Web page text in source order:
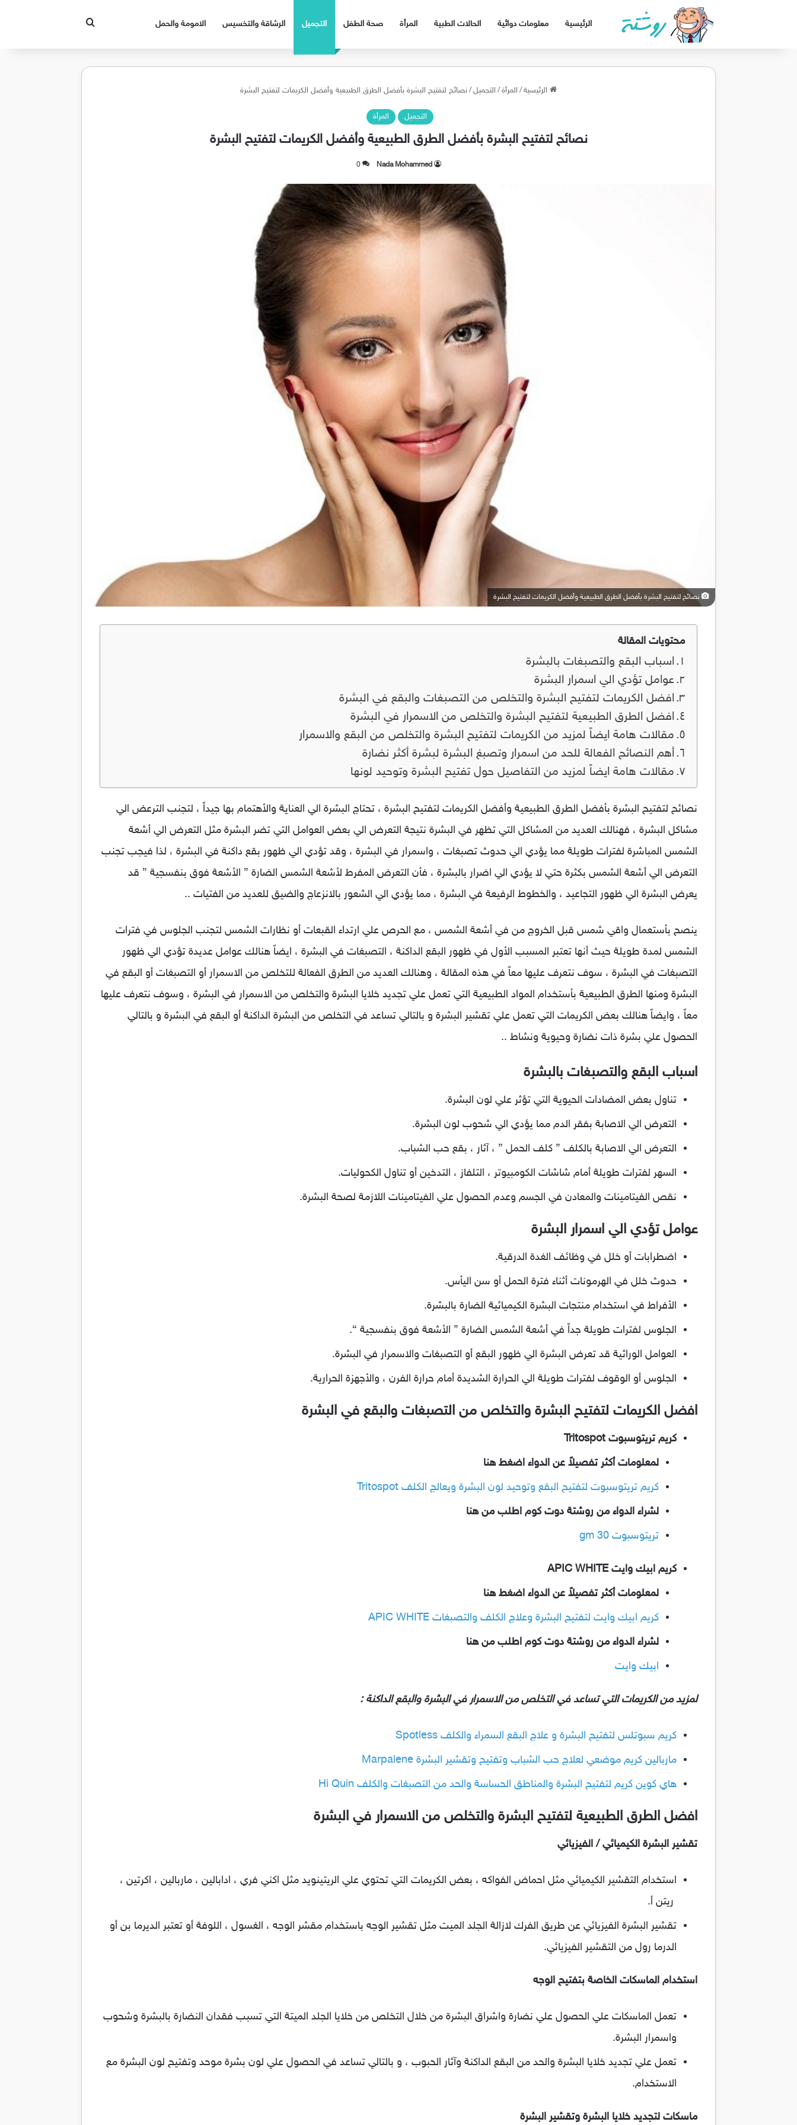
الرئيسية معلومات دوائية الحالات الطبية المرأة صحة الطفل التجميل الرشاقة والتخسيس الامومة والحمل بحث عن
الرئيسية/ المرأة/ التجميل/ نصائح لتفتيح البشرة بأفضل الطرق الطبيعية وأفضل الكريمات لتفتيح البشرة
التجميل المرأة
نصائح لتفتيح البشرة بأفضل الطرق الطبيعية وأفضل الكريمات لتفتيح البشرة
Nada Mohammed
0
نصائح لتفتيح البشرة بأفضل الطرق الطبيعية وأفضل الكريمات لتفتيح البشرة
محتويات المقالة
اسباب البقع والتصبغات بالبشرة
عوامل تؤدي الي اسمرار البشرة
افضل الكريمات لتفتيح البشرة والتخلص من التصبغات والبقع في البشرة
افضل الطرق الطبيعية لتفتيح البشرة والتخلص من الاسمرار في البشرة
مقالات هامة ايضاً لمزيد من الكريمات لتفتيح البشرة والتخلص من البقع والاسمرار
أهم النصائح الفعالة للحد من اسمرار وتصبغ البشرة لبشرة أكثر نضارة
مقالات هامة ايضاً لمزيد من التفاصيل حول تفتيح البشرة وتوحيد لونها
نصائح لتفتيح البشرة بأفضل الطرق الطبيعية وأفضل الكريمات لتفتيح البشرة ، تحتاج البشرة الي العناية والأهتمام بها جيداً ، لتجنب الترعض الي
مشاكل البشرة ، فهنالك العديد من المشاكل التي تظهر في البشرة نتيجة التعرض الي بعض العوامل التي تضر البشرة مثل التعرض الي أشعة
الشمس المباشرة لفترات طويلة مما يؤدي الي حدوث تصبغات ، واسمرار في البشرة ، وقد تؤدي الي ظهور بقع داكنة في البشرة ، لذا فيجب تجنب
التعرض الي أشعة الشمس بكثرة حتي لا يؤدي الي اضرار بالبشرة ، فأن التعرض المفرط لأشعة الشمس الضارة ” الأشعة فوق بنفسجية ” قد
يعرض البشرة الي ظهور التجاعيد ، والخطوط الرفيعة في البشرة ، مما يؤدي الي الشعور بالانزعاج والضيق للعديد من الفتيات ..
ينصح بأستعمال واقي شمس قبل الخروج من في أشعة الشمس ، مع الحرص علي ارتداء القبعات أو نظارات الشمس لتجنب الجلوس في فترات
الشمس لمدة طويلة حيث أنها تعتبر المسبب الأول في ظهور البقع الداكنة ، التصبغات في البشرة ، ايضاً هنالك عوامل عديدة تؤدي الي ظهور
التصبغات في البشرة ، سوف نتعرف عليها معاً في هذه المقالة ، وهنالك العديد من الطرق الفعالة للتخلص من الاسمرار أو التصبغات أو البقع في
البشرة ومنها الطرق الطبيعية بأستخدام المواد الطبيعية التي تعمل علي تجديد خلايا البشرة والتخلص من الاسمرار في البشرة ، وسوف نتعرف عليها
معاً ، وايضاً هنالك بعض الكريمات التي تعمل علي تقشير البشرة و بالتالي تساعد في التخلص من البشرة الداكنة أو البقع في البشرة و بالتالي
الحصول علي بشرة ذات نضارة وحيوية ونشاط ..
اسباب البقع والتصبغات بالبشرة
تناول بعض المضادات الحيوية التي تؤثر علي لون البشرة.
التعرض الي الاصابة بفقر الدم مما يؤدي الي شحوب لون البشرة.
التعرض الي الاصابة بالكلف ” كلف الحمل ” ، آثار ، بقع حب الشباب.
السهر لفترات طويلة أمام شاشات الكومبيوتر ، التلفاز ، التدخين أو تناول الكحوليات.
نقص الفيتامينات والمعادن في الجسم وعدم الحصول علي الفيتامينات اللازمة لصحة البشرة.
عوامل تؤدي الي اسمرار البشرة
اضطرابات أو خلل في وظائف الغدة الدرقية.
حدوث خلل في الهرمونات أثناء فترة الحمل أو سن اليأس.
الأفراط في استخدام منتجات البشرة الكيميائية الضارة بالبشرة.
الجلوس لفترات طويلة جداً في أشعة الشمس الضارة ” الأشعة فوق بنفسجية “.
العوامل الوراثية قد تعرض البشرة الي ظهور البقع أو التصبغات والاسمرار في البشرة.
الجلوس أو الوقوف لفترات طويلة الي الحرارة الشديدة أمام حرارة الفرن ، والأجهزة الحرارية.
افضل الكريمات لتفتيح البشرة والتخلص من التصبغات والبقع في البشرة
كريم تريتوسبوت Tritospot
لمعلومات أكثر تفصيلاً عن الدواء اضغط هنا
كريم تريتوسبوت لتفتيح البقع وتوحيد لون البشرة ويعالج الكلف Tritospot
لشراء الدواء من روشتة دوت كوم اطلب من هنا
تريتوسبوت 30 gm
كريم ابيك وايت APIC WHITE
لمعلومات أكثر تفصيلاً عن الدواء اضغط هنا
كريم ابيك وايت لتفتيح البشرة وعلاج الكلف والتصبغات APIC WHITE
لشراء الدواء من روشتة دوت كوم اطلب من هنا
ابيك وايت
لمزيد من الكريمات التي تساعد في التخلص من الاسمرار في البشرة والبقع الداكنة :
كريم سبوتلس لتفتيح البشرة و علاج البقع السمراء والكلف Spotless
ماربالين كريم موضعي لعلاج حب الشباب وتفتيح وتقشير البشرة Marpalene
هاي كوين كريم لتفتيح البشرة والمناطق الحساسة والحد من التصبغات والكلف Hi Quin
افضل الطرق الطبيعية لتفتيح البشرة والتخلص من الاسمرار في البشرة
تقشير البشرة الكيميائي / الفيزيائي
استخدام التقشير الكيميائي مثل احماض الفواكه ، بعض الكريمات التي تحتوي علي الريتينويد مثل اكني فري ، ادابالين ، ماربالين ، اكرتين ،
ريتن أ.
تقشير البشرة الفيزيائي عن طريق الفرك لازالة الجلد الميت مثل تقشير الوجه باستخدام مقشر الوجه ، الغسول ، اللوفة أو تعتبر الديرما بن أو
الدرما رول من التقشير الفيزيائي.
استخدام الماسكات الخاصة بتفتيح الوجه
تعمل الماسكات علي الحصول علي نضارة واشراق البشرة من خلال التخلص من خلايا الجلد الميتة التي تسبب فقدان النضارة بالبشرة وشحوب
واسمرار البشرة.
تعمل علي تجديد خلايا البشرة والحد من البقع الداكنة وآثار الحبوب ، و بالتالي تساعد في الحصول علي لون بشرة موحد وتفتيح لون البشرة مع
الاستخدام.
ماسكات لتجديد خلايا البشرة وتقشير البشرة